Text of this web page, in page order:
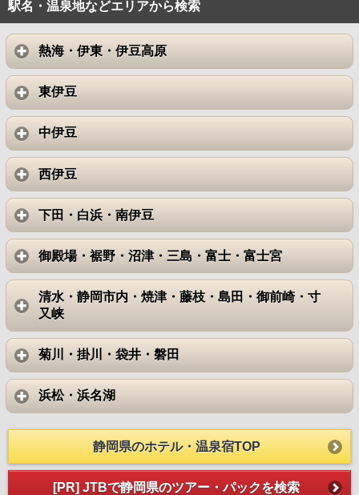
駅名・温泉地などエリアから検索
熱海・伊東・伊豆高原
東伊豆
中伊豆
西伊豆
下田・白浜・南伊豆
御殿場・裾野・沼津・三島・富士・富士宮
清水・静岡市内・焼津・藤枝・島田・御前崎・寸
又峡
菊川・掛川・袋井・磐田
浜松・浜名湖
静岡県のホテル・温泉宿TOP
[PR] JTBで静岡県のツアー・パックを検索